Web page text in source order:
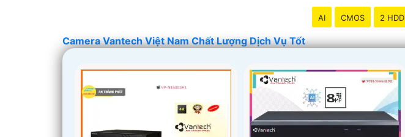
AI CMOS 2 HDD
Camera Vantech Việt Nam Chất Lượng Dịch Vụ Tốt